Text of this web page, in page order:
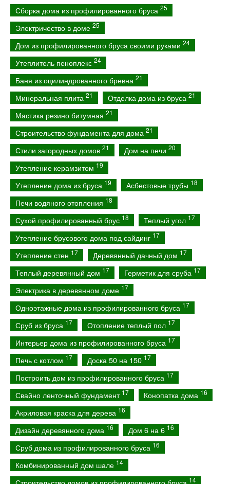
Сборка дома из профилированного бруса 25
Электричество в доме 25
Дом из профилированного бруса своими руками 24
Утеплитель пеноплекс 24
Баня из оцилиндрованного бревна 21
Минеральная плита 21 Отделка дома из бруса 21
Мастика резино битумная 21
Строительство фундамента для дома 21
Стили загородных домов 21 Дом на печи 20
Утепление керамзитом 19
Утепление дома из бруса 19 Асбестовые трубы 18
Печи водяного отопления 18
Сухой профилированный брус 18 Теплый угол 17
Утепление брусового дома под сайдинг 17
Утепление стен 17 Деревянный дачный дом 17
Теплый деревянный дом 17 Герметик для сруба 17
Электрика в деревянном доме 17
Одноэтажные дома из профилированного бруса 17
Сруб из бруса 17 Отопление теплый пол 17
Интерьер дома из профилированного бруса 17
Печь с котлом 17 Доска 50 на 150 17
Построить дом из профилированного бруса 17
Свайно ленточный фундамент 17 Конопатка дома 16
Акриловая краска для дерева 16
Дизайн деревянного дома 16 Дом 6 на 6 16
Сруб дома из профилированного бруса 16
Комбинированный дом шале 14
14